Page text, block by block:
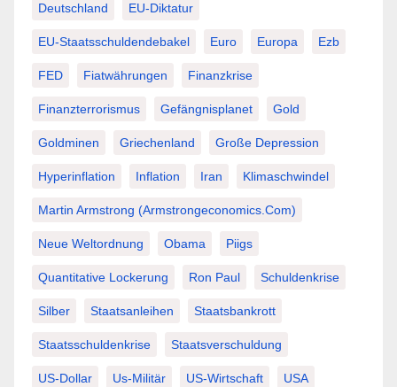
Deutschland EU-Diktatur
EU-Staatsschuldendebakel Euro Europa Ezb
FED Fiatwährungen Finanzkrise
Finanzterrorismus Gefängnisplanet Gold
Goldminen Griechenland Große Depression
Hyperinflation Inflation Iran Klimaschwindel
Martin Armstrong (Armstrongeconomics.com)
Neue Weltordnung Obama Piigs
Quantitative Lockerung Ron Paul Schuldenkrise
Silber Staatsanleihen Staatsbankrott
Staatsschuldenkrise Staatsverschuldung
US-Dollar Us-Militär US-Wirtschaft USA